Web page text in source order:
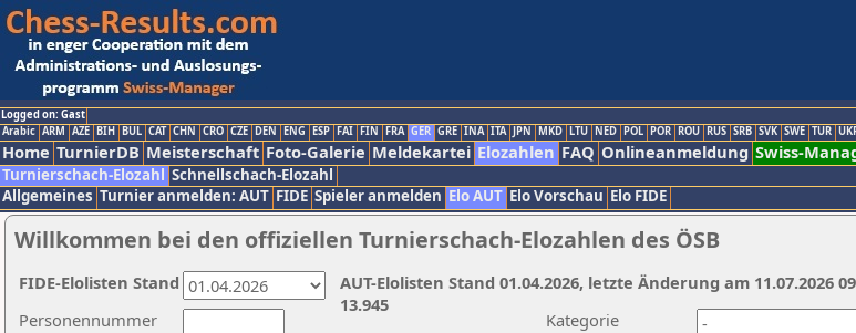
Logged on: Gast
Arabic ARM AZE BIH BUL CAT CHN CRO CZE DEN ENG ESP FAI FIN FRA GER GRE INA ITA JPN MKD LTU NED POL POR ROU RUS SRB SVK SWE TUR
Home TurnierDB Meisterschaft Foto-Galerie Meldekartei Elozahlen FAQ Onlineanmeldung Swiss-
Turnierschach-Elozahl Schnellschach-Elozahl
Allgemeines Turnier anmelden: AUT FIDE Spieler anmelden Elo AUT Elo Vorschau Elo FIDE
Willkommen bei den offiziellen Turnierschach-Elozahlen des ÖSB
Kategorie
Personennummer
AUT-Elolisten Stand 01.04.2026, letzte Änderung am 11.07.2026
13.945
FIDE-Elolisten Stand